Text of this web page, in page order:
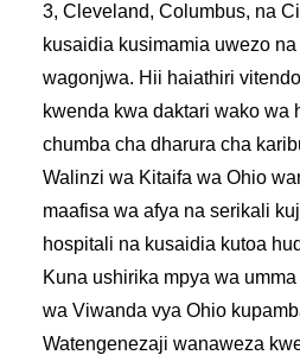
3, Cleveland, Columbus, na
kusaidia kusimamia uwezo
wagonjwa. Hii haiathiri
kwenda kwa daktari wako wa
chumba cha dharura cha
Walinzi wa Kitaifa wa Ohio
maafisa wa afya na serikali
hospitali na kusaidia kutoa
Kuna ushirika mpya wa
wa Viwanda vya Ohio
Watengenezaji wanaweza